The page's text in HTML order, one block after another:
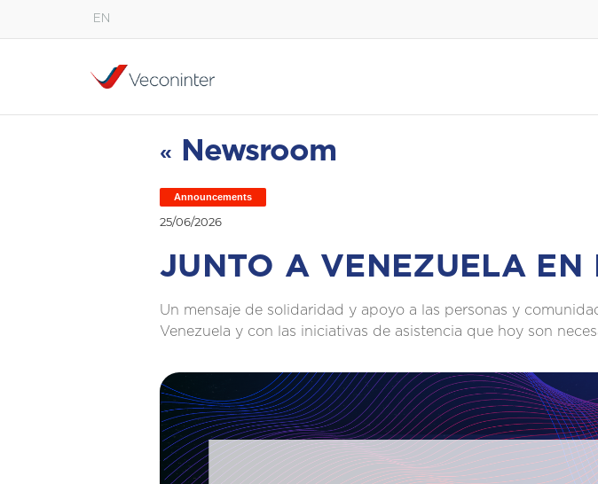
EN
Español
« Newsroom
Announcements
25/06/2026
JUNTO A VENEZUELA EN
Un mensaje de solidaridad y apoyo a las personas y
Venezuela y con las iniciativas de asistencia que hoy son